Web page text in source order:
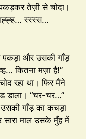
तेज़ी से चोदा।
स्स्स्स…
पकड़ा और उसकी गाँड़
कितना मज़ा है!”
रहा था। फिर मैंने
डाला। “चर-चर…”
गाँड़ का कचड़ा
सारा माल उसके मुँह में